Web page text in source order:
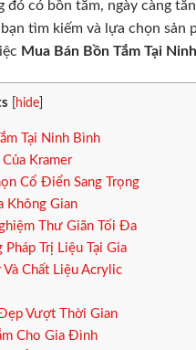
có bồn tắm, ngày càng
tìm kiếm và lựa chọn sản
Mua Bán Bồn Tắm Tại
hide]
Tại Ninh Bình
Kramer
Cổ Điển Sang Trọng
Không Gian
Thư Giãn Tối Đa
Trị Liệu Tại Gia
Chất Liệu Acrylic
Vượt Thời Gian
Cho Gia Đình